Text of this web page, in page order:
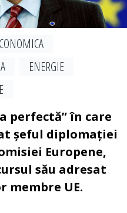
ENERGIE
perfectă” în care
șeful diplomației
Europene,
său adresat
UE.